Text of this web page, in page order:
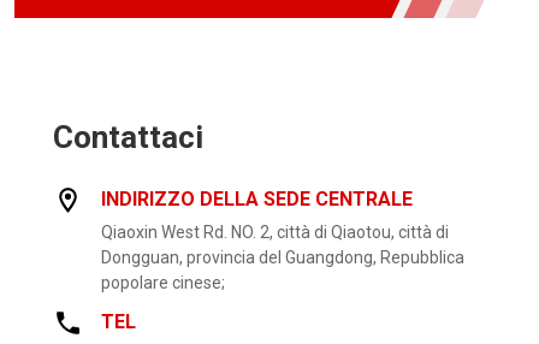
Contattaci
INDIRIZZO DELLA SEDE CENTRALE
Qiaoxin West Rd. NO. 2, città di Qiaotou, città di
Dongguan, provincia del Guangdong, Repubblica
popolare cinese;
TEL